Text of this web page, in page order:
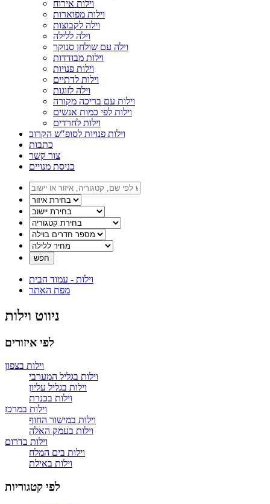
וילות אירוח
וילות מפוארות
וילה לקבוצות
וילה ללילה
וילה עם שולחן סנוקר
וילות מבודדות
וילות פנויות
וילות לדתיים
וילה לזוגות
וילות עם בריכה מקורה
וילות לפי כמות אנשים
וילות לחרדים
וילות פנויות לסופ"ש הקרוב
כתבות
צור קשר
כניסת מנויים
וילות - עמוד הבית
מפת האתר
ניווט וילות
לפי איזורים
וילות בצפון
וילות בגליל המערבי
וילות בגליל עליון
וילות בכנרת
וילות במרכז
וילות במישור החוף
וילות בעמק האלה
וילות בדרום
וילות בים המלח
וילות באילת
לפי קטגוריות